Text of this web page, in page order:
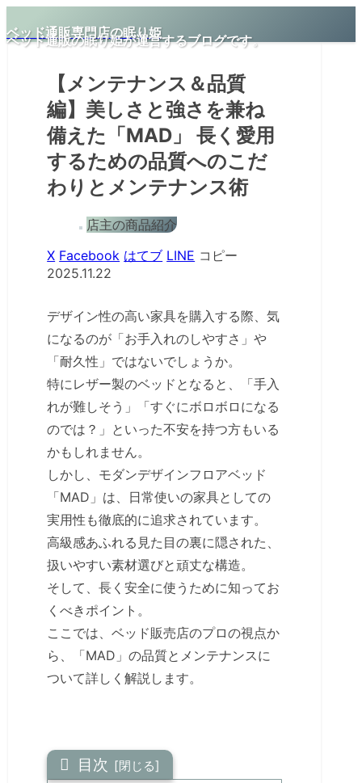
ベッド通販の眠り姫が運営するブログです。
ベッド通販専門店の眠り姫
【メンテナンス＆品質
編】美しさと強さを兼ね
備えた「MAD」 長く愛用
するための品質へのこだ
わりとメンテナンス術
店主の商品紹介
X Facebook はてブ LINE コピー
2025.11.22
デザイン性の高い家具を購入する際、気
になるのが「お手入れのしやすさ」や
「耐久性」ではないでしょうか。
特にレザー製のベッドとなると、「手入
れが難しそう」「すぐにボロボロになる
のでは？」といった不安を持つ方もいる
かもしれません。
しかし、モダンデザインフロアベッド
「MAD」は、日常使いの家具としての
実用性も徹底的に追求されています。
高級感あふれる見た目の裏に隠された、
扱いやすい素材選びと頑丈な構造。
そして、長く安全に使うために知ってお
くべきポイント。
ここでは、ベッド販売店のプロの視点か
ら、「MAD」の品質とメンテナンスに
ついて詳しく解説します。
目次